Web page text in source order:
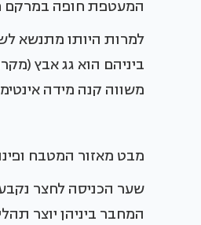
המעטפת חופה במרקם
למרות היותו מתנשא
ביניהם הוא גג אבץ
משווה קנה מידה
מבט מאזור המטבח
שער הכניסה לחצר
המחבר ביניהן יוצר